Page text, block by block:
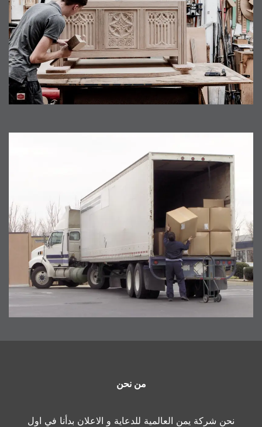
من نحن
نحن شركة يمن العالمية للدعاية و الاعلان بدأنا في اول